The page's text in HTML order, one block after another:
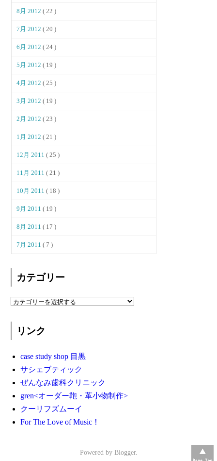
8月 2012( 22 )
7月 2012( 20 )
6月 2012( 24 )
5月 2012( 19 )
4月 2012( 25 )
3月 2012( 19 )
2月 2012( 23 )
1月 2012( 21 )
12月 2011( 25 )
11月 2011( 21 )
10月 2011( 18 )
9月 2011( 19 )
8月 2011( 17 )
7月 2011( 7 )
カテゴリー
リンク
case study shop 目黒
サシェブティック
ぜんなみ歯科クリニック
gren<オーダー鞄・革小物制作>
クーリフズムーイ
For The Love of Music！
Powered by Blogger.